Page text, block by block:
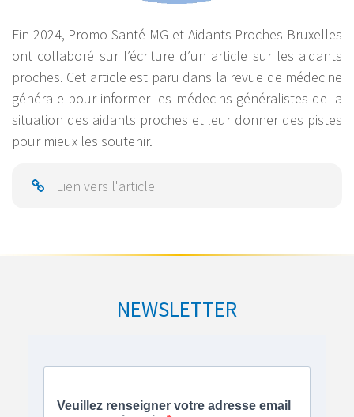
Fin 2024, Promo-Santé MG et Aidants Proches Bruxelles
ont collaboré sur l’écriture d’un article sur les aidants
proches. Cet article est paru dans la revue de médecine
générale pour informer les médecins généralistes de la
situation des aidants proches et leur donner des pistes
pour mieux les soutenir.
Lien vers l'article
NEWSLETTER